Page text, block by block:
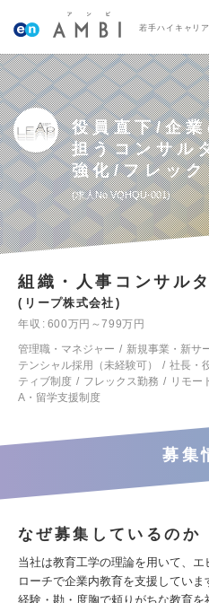
若手ハイキャリ
役員直下/企
担うコンサル
強化/フレッ
求人No.VQHQU-001
組織・人事コンサル
リープ株式会社
年収
600万円～799万円
管理職・マネジャー
新規事業・新サ
テンシャル採用（未経験可）
社長・
ティブ制度
フレックス勤務 リモー
A・留学支援制度
募集
なぜ募集しているのか
当社は教育工学の理論を用いて、
ローチで企業内教育を支援していま
経験・勘・度胸で頼りがちな教育